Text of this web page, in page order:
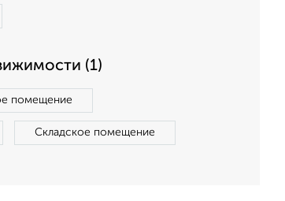
(1)
помещение
Складское помещение